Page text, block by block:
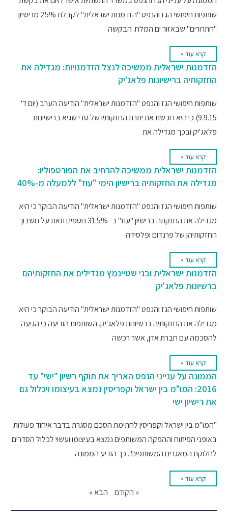
שותפות חיפושי הגז והנפט "הזדמנות ישראלית" לקבלת 25% מרישיון
"חתרורים" שבאזור ים המלח. הבקשה
קרא עוד »
הזדמנות ישראלית ממשיכה לנצל הזדמנויות: מגדילה את
החזקותיה ברישיונות פלאג'יק
שותפות חיפושי הגז והנפט "הזדמנות ישראלית" הודיעה הערב (יום ד'
9.9.15) כי היא רוכשת את יתרת החזקותיו של טדי שגיא ברישיונות
פלאג'יק ובכך מגדילה את
קרא עוד »
הזדמנות ישראלית ממשיכה להרחיב את הפורטפוליו:
מגדילה את החזקותיה ברישיון הימי "עוז" ללמעלה מ-40%
שותפות חיפושי הגז והנפט "הזדמנות ישראלית" הודיעה הבוקר כי היא
מגדילה את החזקתה ברישיון "עוז" ב -31.5% נוספים וזאת על חשבון
החזקותיהן של פרנדום ופלסידה
קרא עוד »
הזדמנות ישראלית ובני שטיינמץ מגדילים את החזקותיהם
ברשיונות פלאג'יק
שותפות חיפושי הגז והנפט "הזדמנות ישראלית" הודיעה הבוקר כי היא
מגדילה את החזקותיה ברשיונות פלאג'יק. השותפות הודיעה כי הגיעה
להסכמה עם חברת אדן, אשר רכשה
קרא עוד »
הממונה על ענייני הנפט האריך את תוקף רשיון "ישי" עד
2016: המו"מ בין ישראל וקפריסין נמצא בעיצומו ויכלול גם
את רישיון ישי
"המו"מ בין ישראל וקפריסין לחתימת הסכם מסגרת בדבר איחוד פעולות
באופני הפיתוח וההפקה המשותפים נמצא בעיצומו ועשוי לכלול הסדרים
לחלוקת המאגרים המשותפים". כך הודיע הממונה
קרא עוד »
« הקודם הבא »